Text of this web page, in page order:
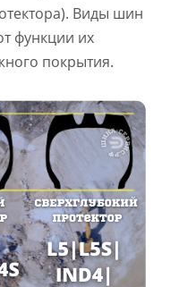
Виды шин
функции их
покрытия.